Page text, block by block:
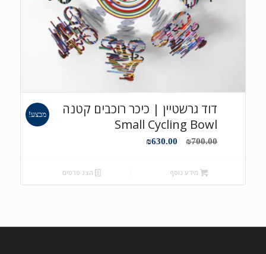
דוד גרשטיין | כיכר רוכבים קטנה
Small Cycling Bowl
₪700.00
המחיר
₪630.00 המחיר
מבצע!
מידע נוסף הצג פרטים